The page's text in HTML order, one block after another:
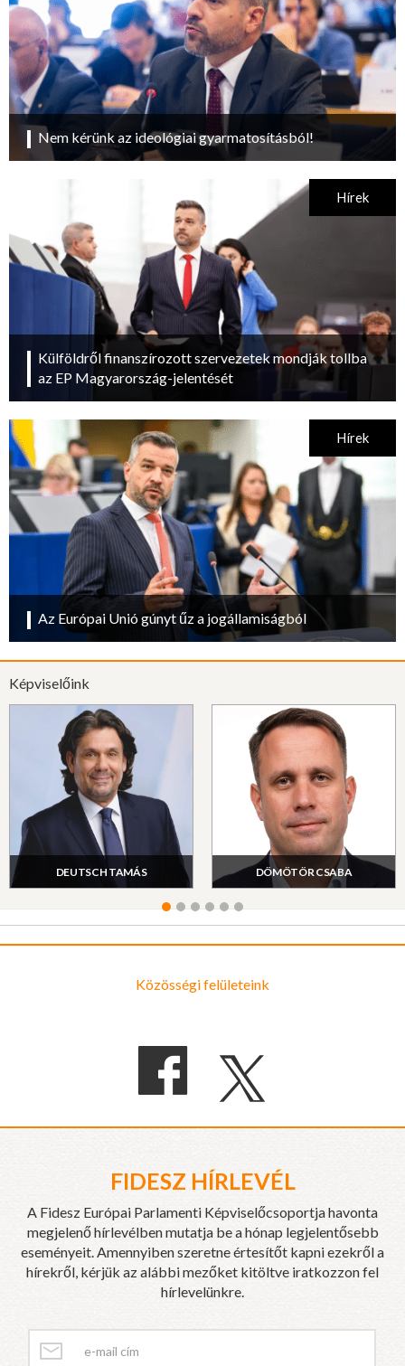
Nem kérünk az ideológiai gyarmatosításból!
Külföldről finanszírozott szervezetek mondják tollba
az EP Magyarország-jelentését
Hírek
Az Európai Unió gúnyt űz a jogállamiságból
Hírek
Képviselőink
DEUTSCH TAMÁS DÖMÖTÖR CSABA
Közösségi felületeink
FIDESZ HÍRLEVÉL
A Fidesz Európai Parlamenti Képviselőcsoportja havonta
megjelenő hírlevélben mutatja be a hónap legjelentősebb
eseményeit. Amennyiben szeretne értesítőt kapni ezekről a
hírekről, kérjük az alábbi mezőket kitöltve iratkozzon fel
hírlevelünkre.